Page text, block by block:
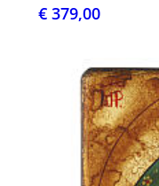
€ 379,00